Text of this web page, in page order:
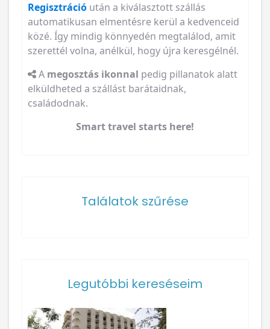
Regisztráció után a kiválasztott szállás
automatikusan elmentésre kerül a kedvenceid
közé. Így mindig könnyedén megtalálod, amit
szerettél volna, anélkül, hogy újra keresgélnél.
A megosztás ikonnal pedig pillanatok alatt
elküldheted a szállást barátaidnak,
családodnak.
Smart travel starts here!
Találatok szűrése
Legutóbbi kereséseim